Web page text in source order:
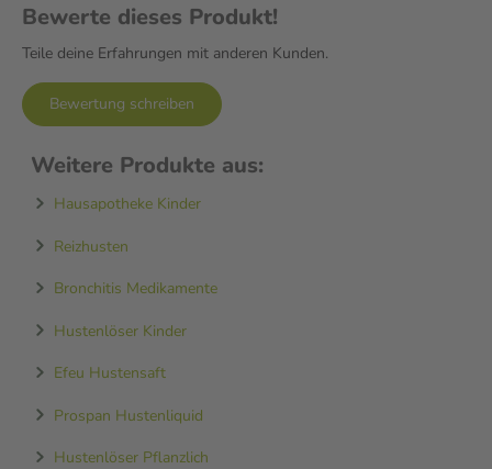
Alle Prospan Produkte werden in
Pioniergeist sind uns wichtig. Nicht zuletzt deshalb forschen wir seit
Prospan im Jahr 1950 kontinuierlich weiter, um unsere Prospan
unserer Hustenpatienten stetig weiterzuentwickeln.
1 Schaefer A. et al., Pharmazie 2016; 71(9): 504–509.
2 Lang et al., Planta Medica 2015, 81(12/13), 968-974.
Bewerte dieses Produkt!
Teile deine Erfahrungen mit anderen Kunden.
Bewertung schreiben
Weitere Produkte aus:
Hausapotheke Kinder
Reizhusten
Bronchitis Medikamente
Hustenlöser Kinder
Efeu Hustensaft
Prospan Hustenliquid
Hustenlöser Pflanzlich